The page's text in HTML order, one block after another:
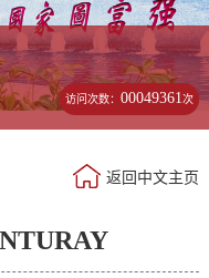
访问次数：00049361次
返回中文主页